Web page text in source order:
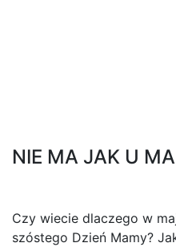
NIE MA JAK U
Czy wiecie dlaczego w
szóstego Dzień Mamy?